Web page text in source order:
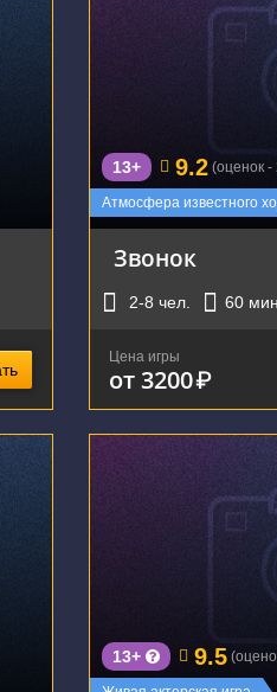
г. Екатеринбург,
Атмосфера известного
13+ 9.2 (оценок -
Звонок
2-8 чел. 60 мин.
Цена игры
от 3200₽
г. Екатеринбург,
13+ 9.5